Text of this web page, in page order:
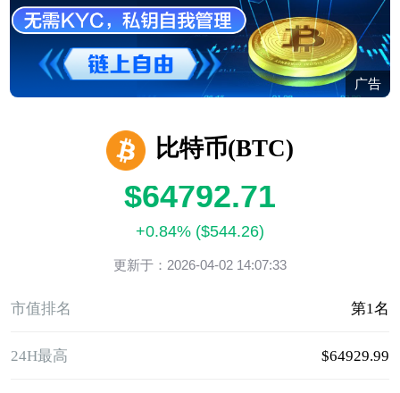
广告
比特币(BTC)
$64792.71
+0.84% ($544.26)
更新于：2026-04-02 14:07:33
市值排名 第1名
24H最高 $64929.99